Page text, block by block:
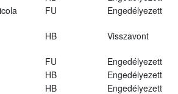
FU Engedélyezett
HB Visszavont
FU
Engedélyezett
HB
Engedélyezett
HB Engedélyezett